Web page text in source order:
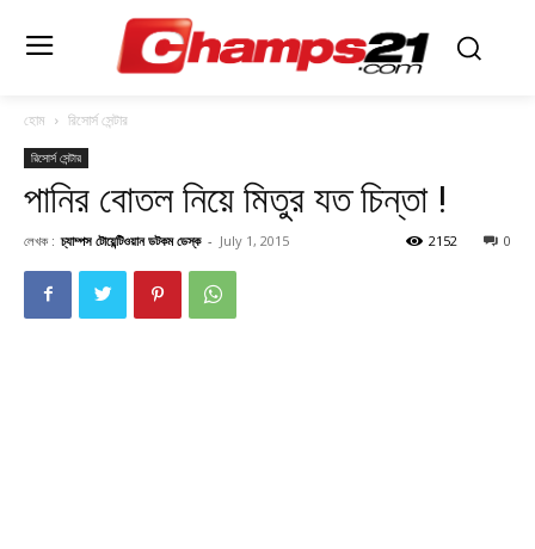
হোম রিসোর্স সেন্টার
রিসোর্স সেন্টার
পানির বোতল নিয়ে মিতুর যত চিন্তা !
লেখক : চ্যাম্পস টোয়েন্টিওয়ান ডটকম ডেস্ক - July 1, 2015 0
2152